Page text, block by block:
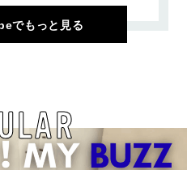
でもっと見る